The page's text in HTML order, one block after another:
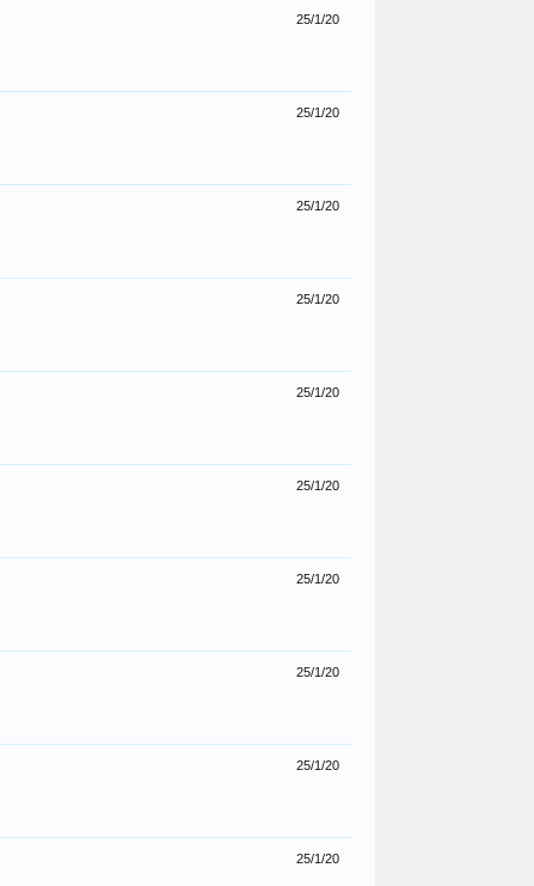
25/1/20
25/1/20
25/1/20
25/1/20
25/1/20
25/1/20
25/1/20
25/1/20
25/1/20
25/1/20